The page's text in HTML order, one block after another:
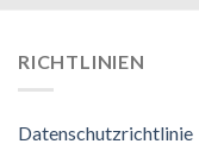
RICHTLINIEN
Datenschutzrichtlinie